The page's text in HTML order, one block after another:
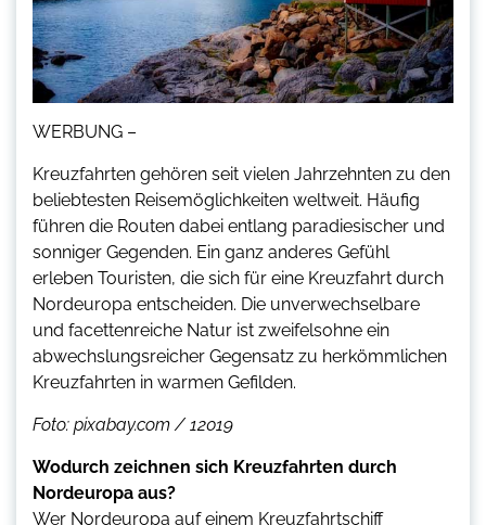
WERBUNG –
Kreuzfahrten gehören seit vielen Jahrzehnten zu den
beliebtesten Reisemöglichkeiten weltweit. Häufig
führen die Routen dabei entlang paradiesischer und
sonniger Gegenden. Ein ganz anderes Gefühl
erleben Touristen, die sich für eine Kreuzfahrt durch
Nordeuropa entscheiden. Die unverwechselbare
und facettenreiche Natur ist zweifelsohne ein
abwechslungsreicher Gegensatz zu herkömmlichen
Kreuzfahrten in warmen Gefilden.
Foto: pixabay.com / 12019
Wodurch zeichnen sich Kreuzfahrten durch
Nordeuropa aus?
Wer Nordeuropa auf einem Kreuzfahrtschiff